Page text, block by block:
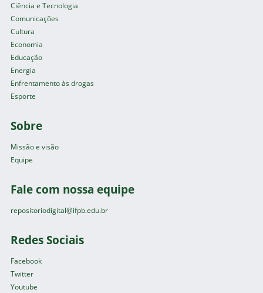
Ciência e Tecnologia
Comunicações
Cultura
Economia
Educação
Energia
Enfrentamento às drogas
Esporte
Sobre
Missão e visão
Equipe
Fale com nossa equipe
repositoriodigital@ifpb.edu.br
Redes Sociais
Facebook
Twitter
Youtube